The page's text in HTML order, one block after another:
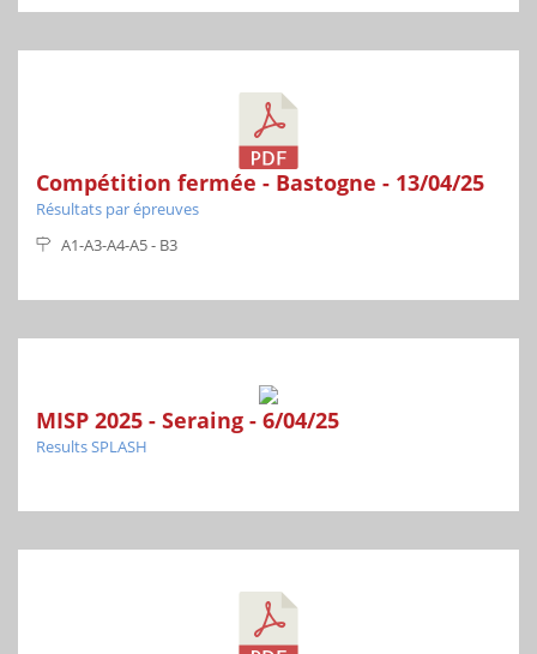
Compétition fermée - Bastogne - 13/04/25
Résultats par épreuves
A1-A3-A4-A5 - B3
MISP 2025 - Seraing - 6/04/25
Results SPLASH